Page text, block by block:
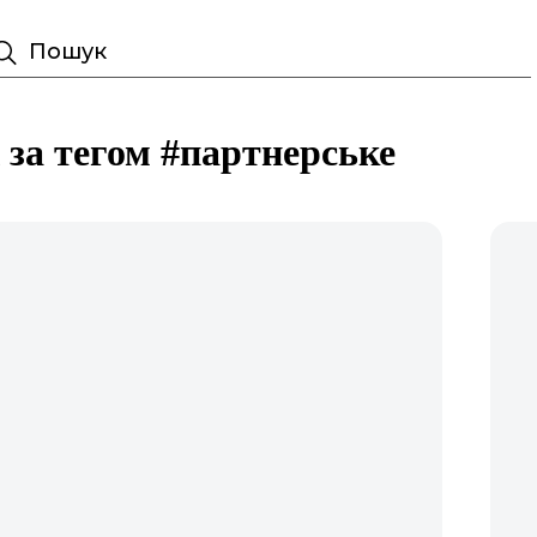
Пошук
за тегом #партнерське